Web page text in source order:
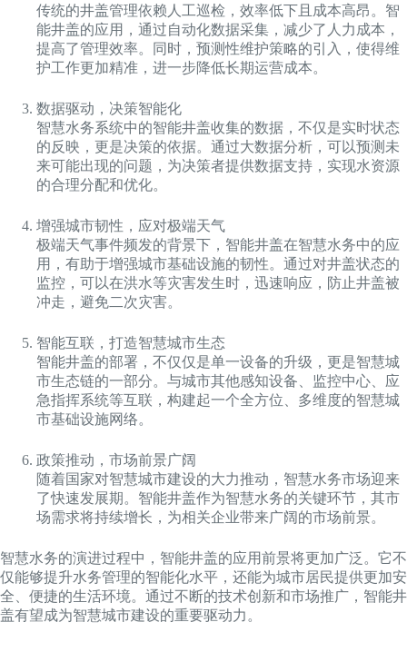
传统的井盖管理依赖人工巡检，效率低下且成本高昂。智
能井盖的应用，通过自动化数据采集，减少了人力成本，
提高了管理效率。同时，预测性维护策略的引入，使得维
护工作更加精准，进一步降低长期运营成本。
数据驱动，决策智能化
智慧水务系统中的智能井盖收集的数据，不仅是实时状态
的反映，更是决策的依据。通过大数据分析，可以预测未
来可能出现的问题，为决策者提供数据支持，实现水资源
的合理分配和优化。
增强城市韧性，应对极端天气
极端天气事件频发的背景下，智能井盖在智慧水务中的应
用，有助于增强城市基础设施的韧性。通过对井盖状态的
监控，可以在洪水等灾害发生时，迅速响应，防止井盖被
冲走，避免二次灾害。
智能互联，打造智慧城市生态
智能井盖的部署，不仅仅是单一设备的升级，更是智慧城
市生态链的一部分。与城市其他感知设备、监控中心、应
急指挥系统等互联，构建起一个全方位、多维度的智慧城
市基础设施网络。
政策推动，市场前景广阔
随着国家对智慧城市建设的大力推动，智慧水务市场迎来
了快速发展期。智能井盖作为智慧水务的关键环节，其市
场需求将持续增长，为相关企业带来广阔的市场前景。
智慧水务的演进过程中，智能井盖的应用前景将更加广泛。它不
仅能够提升水务管理的智能化水平，还能为城市居民提供更加安
全、便捷的生活环境。通过不断的技术创新和市场推广，智能井
盖有望成为智慧城市建设的重要驱动力。